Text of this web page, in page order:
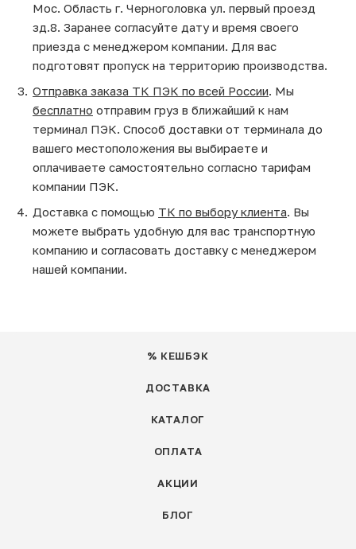
Мос. Область г. Черноголовка ул. первый проезд
зд.8. Заранее согласуйте дату и время своего
приезда с менеджером компании. Для вас
подготовят пропуск на территорию производства.
Отправка заказа ТК ПЭК по всей России. Мы
бесплатно отправим груз в ближайший к нам
терминал ПЭК. Способ доставки от терминала до
вашего местоположения вы выбираете и
оплачиваете самостоятельно согласно тарифам
компании ПЭК.
Доставка с помощью ТК по выбору клиента. Вы
можете выбрать удобную для вас транспортную
компанию и согласовать доставку с менеджером
нашей компании.
% КЕШБЭК
ДОСТАВКА
КАТАЛОГ
ОПЛАТА
АКЦИИ
БЛОГ